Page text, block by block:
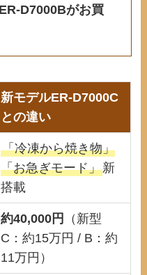
D7000Bがお買
新モデルER-D7000C
との違い
「冷凍から焼き物」
「お急ぎモード」新
搭載
約40,000円
（新型
C：約15万円 / B：約
11万円）